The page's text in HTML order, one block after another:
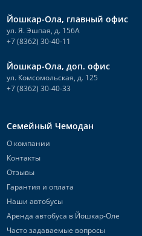
Йошкар-Ола, главный офис
ул. Я. Эшпая, д. 156А
+7 (8362) 30-40-11
Йошкар-Ола, доп. офис
ул. Комсомольская, д. 125
+7 (8362) 30-40-33
Семейный Чемодан
О компании
Контакты
Отзывы
Гарантия и оплата
Наши автобусы
Аренда автобуса в Йошкар-Оле
Часто задаваемые вопросы